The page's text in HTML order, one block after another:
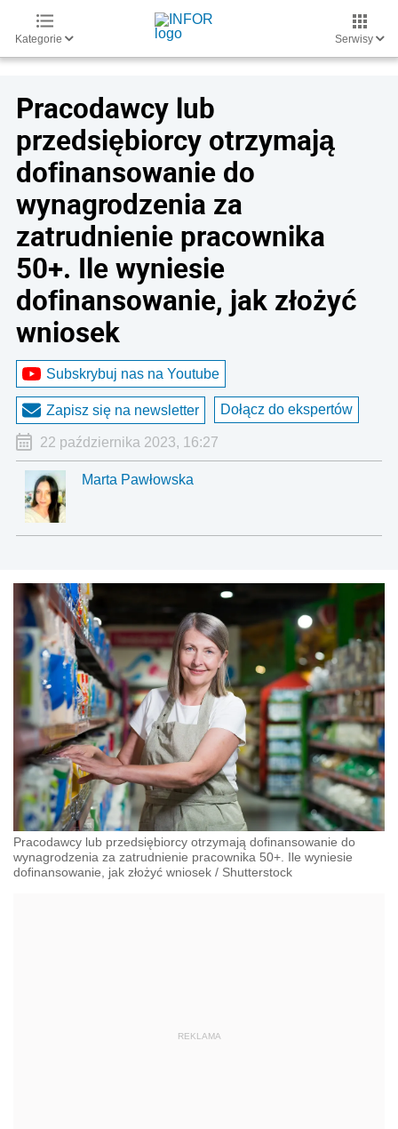
Kategorie Serwisy
Pracodawcy lub
przedsiębiorcy otrzymają
dofinansowanie do
wynagrodzenia za
zatrudnienie pracownika
50+. Ile wyniesie
dofinansowanie, jak złożyć
wniosek
Subskrybuj nas na Youtube
Zapisz się na newsletter Dołącz do ekspertów
22 października 2023, 16:27
Marta Pawłowska
Pracodawcy lub przedsiębiorcy otrzymają dofinansowanie do
wynagrodzenia za zatrudnienie pracownika 50+. Ile wyniesie
dofinansowanie, jak złożyć wniosek / Shutterstock